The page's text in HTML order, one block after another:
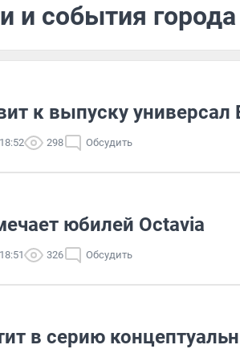
и события
к выпуску универсал
298 Обсудить
юбилей Octavia
326 Обсудить
в серию